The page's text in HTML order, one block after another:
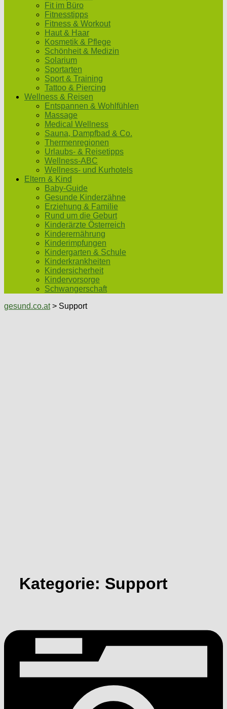
Fit im Büro
Fitnesstipps
Fitness & Workout
Haut & Haar
Kosmetik & Pflege
Schönheit & Medizin
Solarium
Sportarten
Sport & Training
Tattoo & Piercing
Wellness & Reisen
Entspannen & Wohlfühlen
Massage
Medical Wellness
Sauna, Dampfbad & Co.
Thermenregionen
Urlaubs- & Reisetipps
Wellness-ABC
Wellness- und Kurhotels
Eltern & Kind
Baby-Guide
Gesunde Kinderzähne
Erziehung & Familie
Rund um die Geburt
Kinderärzte Österreich
Kinderernährung
Kinderimpfungen
Kindergarten & Schule
Kinderkrankheiten
Kindersicherheit
Kindervorsorge
Schwangerschaft
gesund.co.at> Support
Kategorie: Support